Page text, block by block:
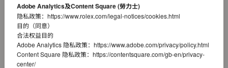
Adobe Analytics及Content Square (勞力士)
隐私政策： https://www.rolex.com/legal-notices/cookies.html
目的（同意）
合法权益目的
Adobe Analytics 隐私政策： https://www.adobe.com/privacy/policy.html
Content Square 隐私政策： https://contentsquare.com/gb-en/privacy-
center/